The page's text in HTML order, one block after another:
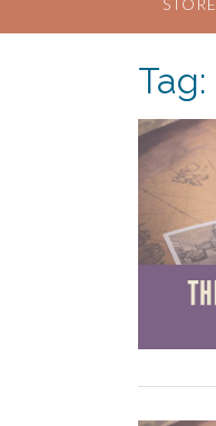
STORE
Tag: